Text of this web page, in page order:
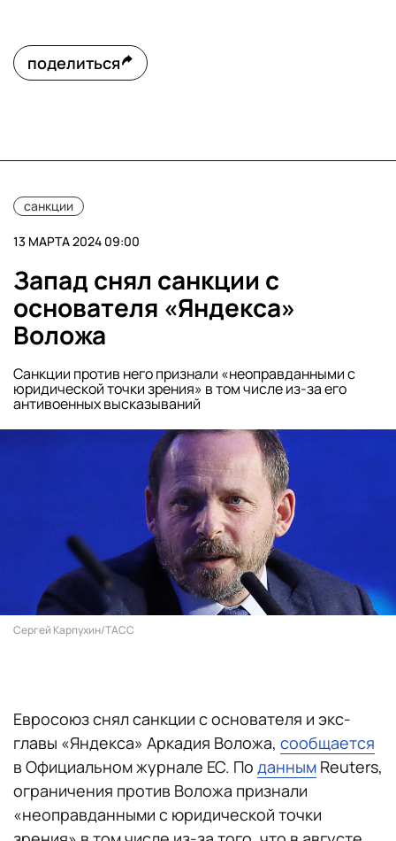
поделиться
санкции
13 МАРТА 2024 09:00
Запад снял санкции с
основателя «Яндекса»
Воложа
Санкции против него признали «неоправданными с
юридической точки зрения» в том числе из-за его
антивоенных высказываний
Сергей Карпухин/ТАСС
Евросоюз снял санкции с основателя и экс-
главы «Яндекса» Аркадия Воложа, сообщается
в Официальном журнале ЕС. По данным Reuters,
ограничения против Воложа признали
«неоправданными с юридической точки